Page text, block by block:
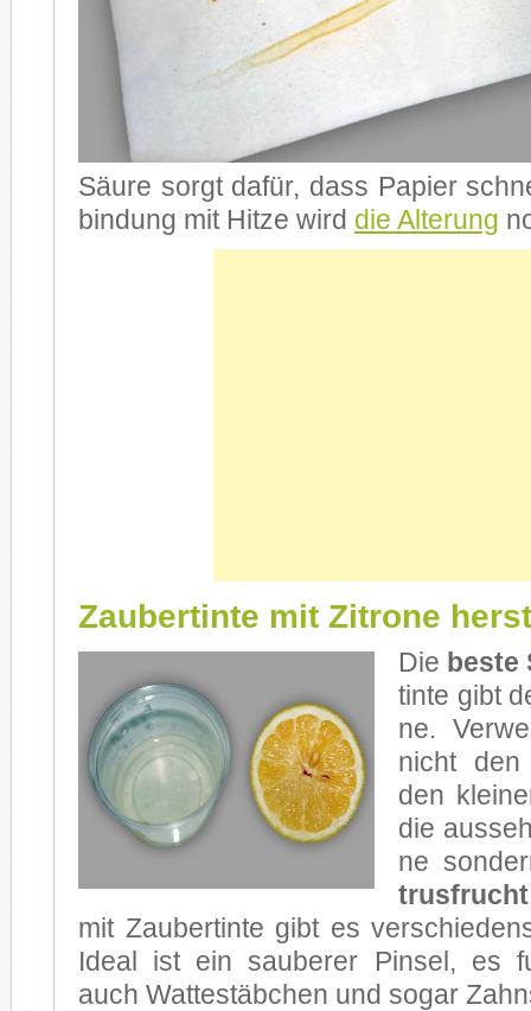
Säu­re sorgt da­für, dass Pa­pier
bin­dung mit Hit­ze wird die Al­te­rung
Zaubertinte mit Zitrone
Die bes­te
tin­te gibt
ne.
nicht den
den
die
ne
trus­frucht
mit Zau­ber­tin­te gibt es
Ide­al ist ein sau­be­rer Pin­sel, es
auch Wat­te­stäb­chen und so­gar